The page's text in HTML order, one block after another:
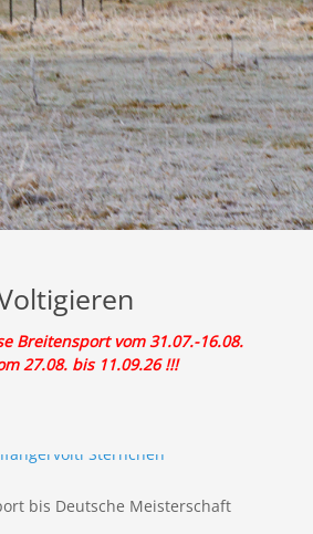
Breitensport vom 31.07.-16.08.
27.08. bis 11.09.26 !!!
bis Deutsche Meisterschaft